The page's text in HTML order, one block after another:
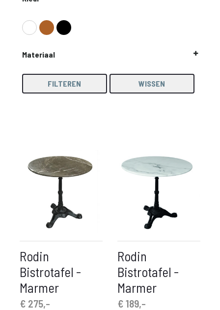
Rodin
Bistrotafel -
Marmer
€ 275,-
Rodin
Bistrotafel -
Marmer
€189,-
Materiaal
FILTEREN WISSEN